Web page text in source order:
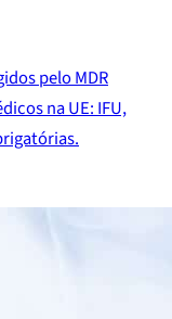
pelo MDR
na UE: IFU,